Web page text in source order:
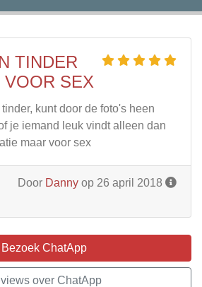
TINDER
VOOR SEX
kunt door de foto's heen
je iemand leuk vindt alleen dan
maar voor sex
Door Danny op 26 april 2018
Bezoek ChatApp
over ChatApp